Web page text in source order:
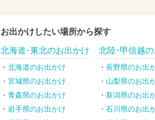
お出かけしたい場所から探す
北海道･東北のお出かけ
北海道のお出かけ
宮城県のお出かけ
青森県のお出かけ
岩手県のお出かけ
北陸･甲信越
長野県のお出
山梨県のお出
新潟県のお出
石川県のお出